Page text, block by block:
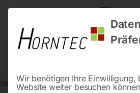
Start Schweisstechnologie
Wir benötigen Ihre Einwilligung,
Website weiter besuchen